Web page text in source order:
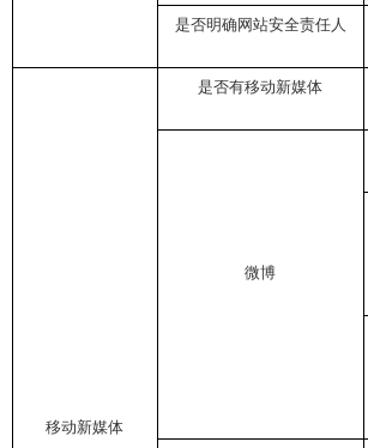
是否明确网站安全责任人
移动新媒体
是否有移动新媒体
微博